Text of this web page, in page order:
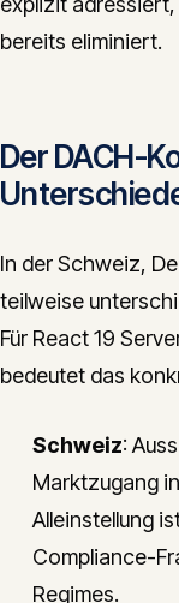
bereits eliminiert.
Der DACH-
In der Schweiz,
teilweise
Für React 19
bedeutet das
Schweiz:
Marktzugang
Alleinstellung
Compliance-
Regimes.